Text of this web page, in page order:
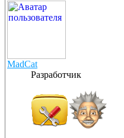
MadCat
Разработчик